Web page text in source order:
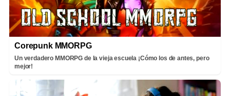
Corepunk MMORPG
Un verdadero MMORPG de la vieja escuela ¡Cómo los de antes, pero
mejor!